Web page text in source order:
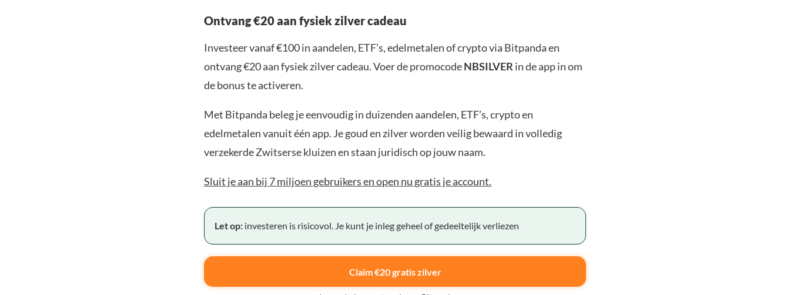
Ontvang €20 aan fysiek zilver cadeau
Investeer vanaf €100 in aandelen, ETF’s, edelmetalen of crypto via Bitpanda en
ontvang €20 aan fysiek zilver cadeau. Voer de promocodeNBSILVER in de app in om
de bonus te activeren.
Met Bitpanda beleg je eenvoudig in duizenden aandelen, ETF’s, crypto en
edelmetalen vanuit één app. Je goud en zilver worden veilig bewaard in volledig
verzekerde Zwitserse kluizen en staan juridisch op jouw naam.
Sluit je aan bij 7 miljoen gebruikers en open nu gratis je account.
Let op: investeren is risicovol. Je kunt je inleg geheel of gedeeltelijk verliezen
Claim €20 gratis zilver